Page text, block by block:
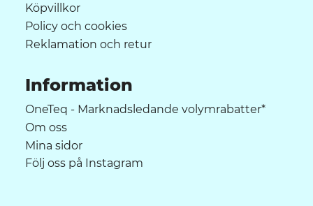
Köpvillkor
Policy och cookies
Reklamation och retur
Information
OneTeq - Marknadsledande volymrabatter*
Om oss
Mina sidor
Följ oss på Instagram